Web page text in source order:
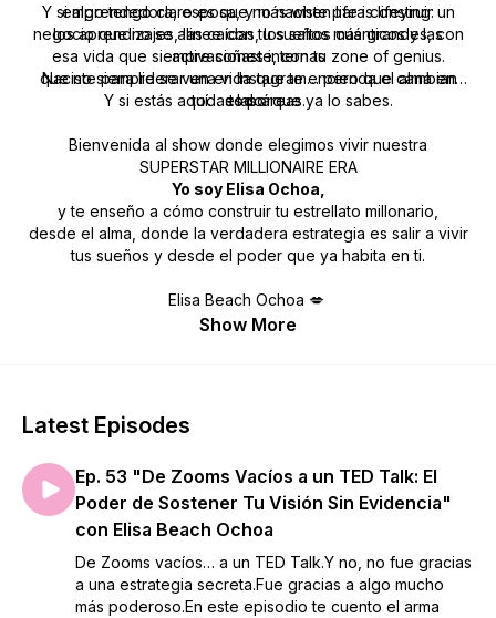
emprendedora, esposa, y más when life is lifeying:
los aprendizajes, las caídas, los saltos cuánticos y las
activaciones internas
que no siempre se ven en Instagram… pero que cambian
todo.
Y si algo tengo claro es que no naciste para construir un
negocio que no se alinee con tu sueños más grandes, con
esa vida que siempre soñaste, con tu zone of genius.
Naciste para liderar una vida que te encienda el alma en
todas las áreas.
Y si estás aquí… es porque ya lo sabes.
Bienvenida al show donde elegimos vivir nuestra
SUPERSTAR MILLIONAIRE ERA
Yo soy Elisa Ochoa,
y te enseño a cómo construir tu estrellato millonario,
desde el alma, donde la verdadera estrategia es salir a vivir
tus sueños y desde el poder que ya habita en ti.
Elisa Beach Ochoa 💋
Show More
Latest Episodes
Ep. 53 "De Zooms Vacíos a un TED Talk: El
Poder de Sostener Tu Visión Sin Evidencia"
con Elisa Beach Ochoa
De Zooms vacíos… a un TED Talk.Y no, no fue gracias
a una estrategia secreta.Fue gracias a algo mucho
más poderoso.En este episodio te cuento el arma